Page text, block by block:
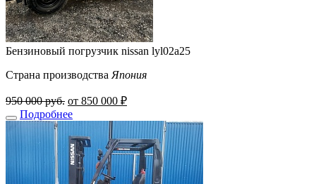
Бензиновый погрузчик nissan lyl02a25
Страна производства Япония
950 000 руб. от 850 000 ₽
Подробнее